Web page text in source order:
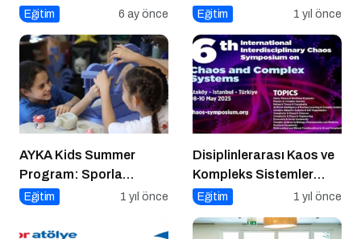
Tasarlayanlar Sahne
Eğitim 6 ay önce
Konuşuldu
Eğitim 1 yıl önce
AYKA Kids Summer
Program: Sporla
Geleceğe Yönelik Bir
Eğitim 1 yıl önce
Disiplinlerarası Kaos ve
Kompleks Sistemler
Sempozyumu İçin Geri
Eğitim 1 yıl önce